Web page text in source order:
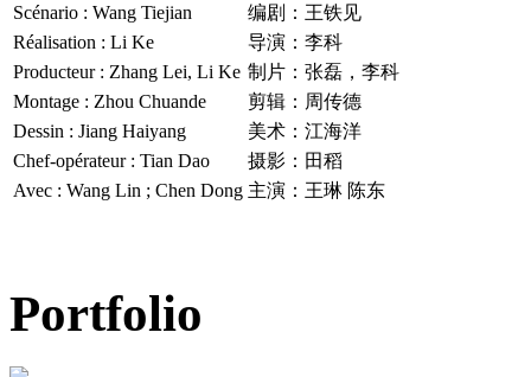
Scénario : Wang Tiejian
编剧：王铁见
Réalisation : Li Ke
导演：李科
Producteur : Zhang Lei, Li Ke 制片：张磊，李科
Montage : Zhou Chuande
剪辑：周传德
Dessin : Jiang Haiyang
美术：江海洋
Chef-opérateur : Tian Dao
摄影：田稻
Avec : Wang Lin ; Chen Dong 主演：王琳 陈东
Portfolio